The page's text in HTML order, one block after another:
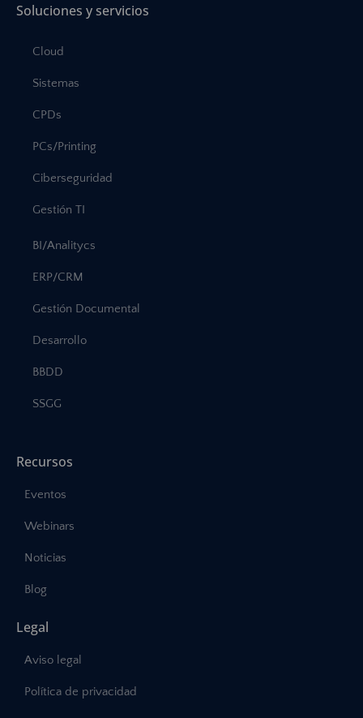
Soluciones y servicios
Cloud
Sistemas
CPDs
PCs/Printing
Ciberseguridad
Gestión TI
BI/Analitycs
ERP/CRM
Gestión Documental
Desarrollo
BBDD
SSGG
Recursos
Eventos
Webinars
Noticias
Blog
Legal
Aviso legal
Política de privacidad